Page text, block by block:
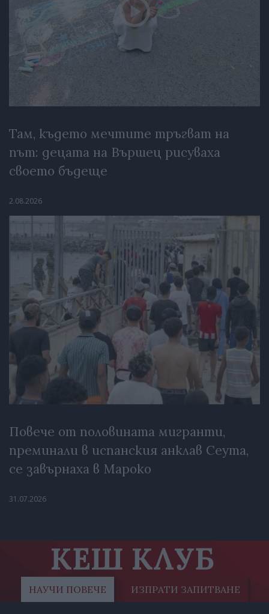
Там, където мечтите тръгват на
път: децата на Вършец рисуваха
своето бъдеще
2.08.2026
Повече от половината мигранти,
преминали в испанския анклав Сеута,
се завърнаха в Мароко
31.07.2026
КЕШ КЛУБ
НАУЧИ ПОВЕЧЕ ИЗПРАТИ ЗАПИТВАНЕ